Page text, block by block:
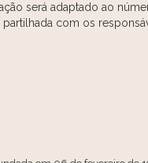
será adaptado ao
com os